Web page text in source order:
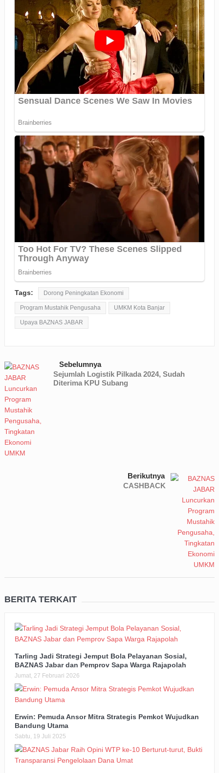
Tags: Dorong Peningkatan Ekonomi
Program Mustahik Pengusaha UMKM Kota Banjar
Upaya BAZNAS JABAR
Sebelumnya
Sejumlah Logistik Pilkada 2024, Sudah
Diterima KPU Subang
Berikutnya
CASHBACK
BERITA TERKAIT
Tarling Jadi Strategi Jemput Bola Pelayanan Sosial,
BAZNAS Jabar dan Pemprov Sapa Warga Rajapolah
Jumat, 27 Februari 2026
Erwin: Pemuda Ansor Mitra Strategis Pemkot Wujudkan
Bandung Utama
Sabtu, 19 Juli 2025